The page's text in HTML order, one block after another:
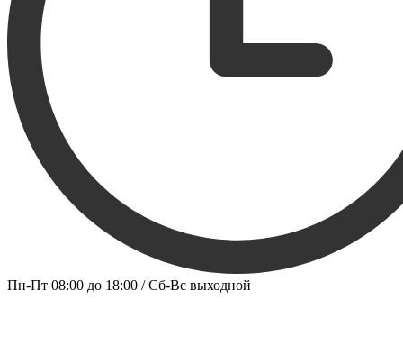
Пн-Пт 08:00 до 18:00 / Сб-Вс выходной